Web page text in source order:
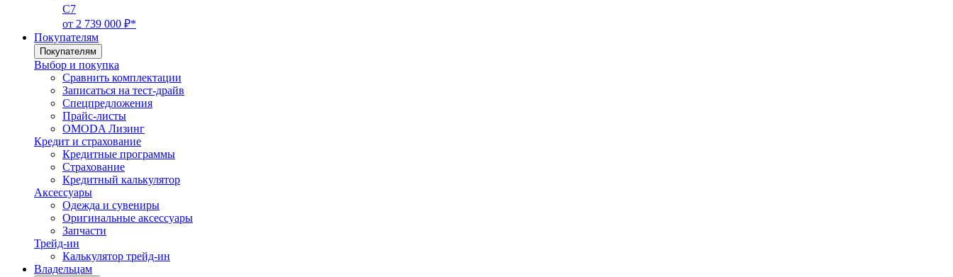
C7
от 2 739 000 ₽*
Покупателям
Покупателям
Выбор и покупка
Сравнить комплектации
Записаться на тест-драйв
Cпецпредложения
Прайс-листы
OMODA Лизинг
Кредит и страхование
Кредитные программы
Страхование
Кредитный калькулятор
Аксессуары
Одежда и сувениры
Оригинальные аксессуары
Запчасти
Трейд-ин
Калькулятор трейд-ин
Владельцам